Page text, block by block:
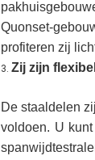
Quonset-
profiteren zij
3. Zij zijn flexibel
De staaldelen
voldoen. U